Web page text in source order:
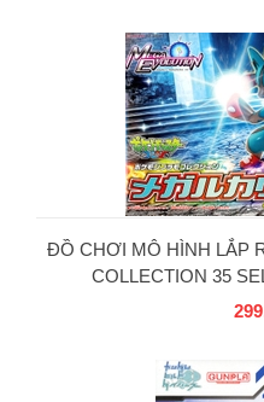
ĐỒ CHƠI MÔ HÌNH LẮP
COLLECTION 35